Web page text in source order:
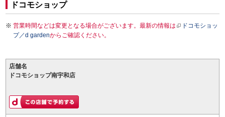
ドコモショップ
営業時間などは変更となる場合がございます。最新の情報は
ドコモショッ
プ／d gardenからご確認ください。
店舗名
ドコモショップ南宇和店